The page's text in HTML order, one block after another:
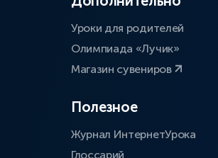
Уроки для родителей
Олимпиада «Лучик»
Магазин сувениров
Полезное
Журнал ИнтернетУрока
Глоссарий